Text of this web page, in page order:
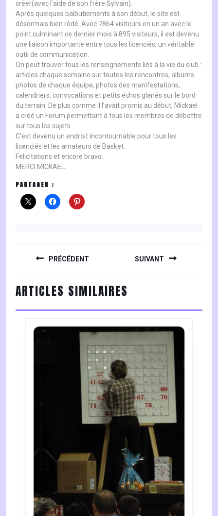
créer(avec l’aide de son frère Sylvain).
Après quelques balbutiements à son début, le site est
désormais bien rôdé. Avec 7864 visiteurs en un an avec le
point culminant ce dernier mois à 895 visiteurs, il est devenu
une liaison importante entre tous les licenciés, un véritable
outil de communication.
On peut trouver tous les renseignements liés à la vie du club :
articles chaque semaine sur toutes les rencontres, albums
photos de chaque équipe, photos des manifestations,
calendriers, convocations et petits échos glanés sur le bord
du terrain. De plus comme il l’avait promis au début, Mickael
a créé un Forum permettant à tous les membres de débattre
sur tous les sujets.
C’est devenu un endroit incontournable pour tous les
licenciés et les amateurs de Basket.
Félicitations et encore bravo.
MERCI MICKAEL.
PARTAGER :
PRÉCÉDENT
post:
SUIVANT
post:
ARTICLES SIMILAIRES